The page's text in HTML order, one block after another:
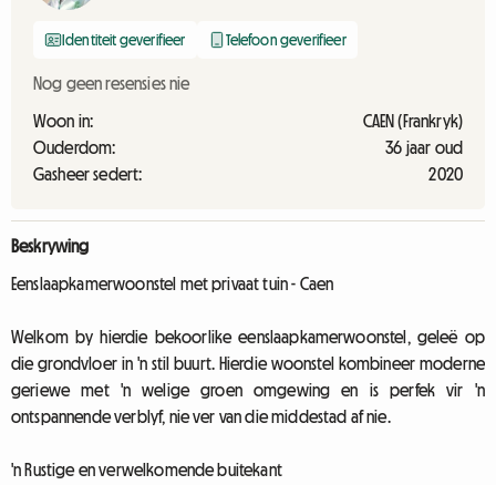
Identiteit geverifieer Telefoon geverifieer
Nog geen resensies nie
Woon in:
CAEN (Frankryk)
Ouderdom:
36 jaar oud
Gasheer sedert:
2020
Beskrywing
Eenslaapkamerwoonstel met privaat tuin - Caen
Welkom by hierdie bekoorlike eenslaapkamerwoonstel, geleë op
die grondvloer in 'n stil buurt. Hierdie woonstel kombineer moderne
geriewe met 'n welige groen omgewing en is perfek vir 'n
ontspannende verblyf, nie ver van die middestad af nie.
'n Rustige en verwelkomende buitekant